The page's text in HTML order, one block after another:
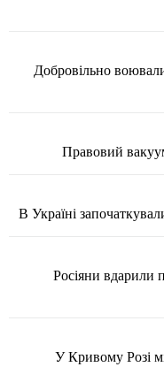
Добровільно
Правовий
В Україні
Росіяни вдарили
У Кривому Розі